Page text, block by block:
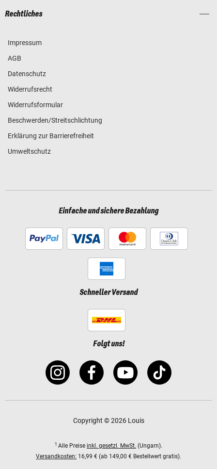
Rechtliches
Impressum
AGB
Datenschutz
Widerrufsrecht
Widerrufsformular
Beschwerden/Streitschlichtung
Erklärung zur Barrierefreiheit
Umweltschutz
Einfache und sichere Bezahlung
Schneller Versand
Folgt uns!
Copyright © 2026 Louis
1 Alle Preise inkl. gesetzl. MwSt. (Ungarn).
Versandkosten: 16,99 € (ab 149,00 € Bestellwert gratis).